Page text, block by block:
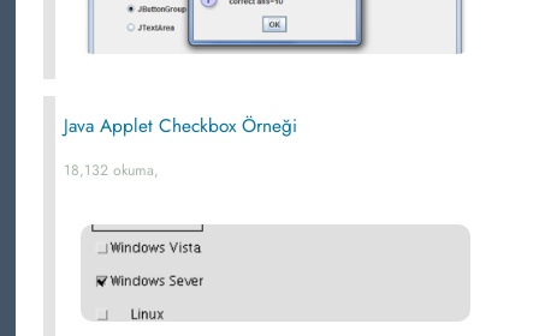
Java Applet Checkbox Örneği
18,132 okuma,